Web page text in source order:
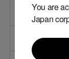
You are
Japan
所在地
代表者